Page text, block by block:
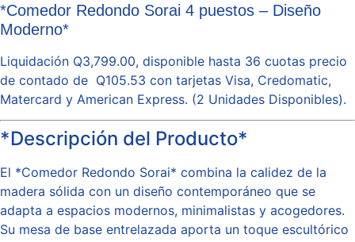
*Comedor Redondo Sorai 4 puestos – Diseño
Moderno*
Liquidación Q3,799.00, disponible hasta 36 cuotas precio
de contado de Q105.53 con tarjetas Visa, Credomatic,
Matercard y American Express. (2 Unidades Disponibles).
*Descripción del Producto*
El *Comedor Redondo Sorai* combina la calidez de la
madera sólida con un diseño contemporáneo que se
adapta a espacios modernos, minimalistas y acogedores.
Su mesa de base entrelazada aporta un toque escultórico